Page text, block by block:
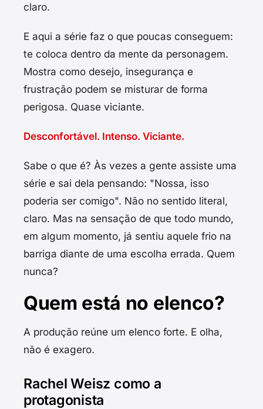
claro.
E aqui a série faz o que poucas conseguem:
te coloca dentro da mente da personagem.
Mostra como desejo, insegurança e
frustração podem se misturar de forma
perigosa. Quase viciante.
Desconfortável. Intenso. Viciante.
Sabe o que é? Às vezes a gente assiste uma
série e sai dela pensando: "Nossa, isso
poderia ser comigo". Não no sentido literal,
claro. Mas na sensação de que todo mundo,
em algum momento, já sentiu aquele frio na
barriga diante de uma escolha errada. Quem
nunca?
Quem está no elenco?
A produção reúne um elenco forte. E olha,
não é exagero.
Rachel Weisz como a
protagonista